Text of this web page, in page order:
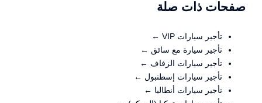
صفحات ذات صلة
تأجير سيارات VIP ←
تأجير سيارة مع سائق ←
تأجير سيارات الزفاف ←
تأجير سيارات إسطنبول ←
تأجير سيارات أنطاليا ←